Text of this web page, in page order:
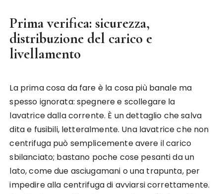
Prima verifica: sicurezza,
distribuzione del carico e
livellamento
La prima cosa da fare è la cosa più banale ma
spesso ignorata: spegnere e scollegare la
lavatrice dalla corrente. È un dettaglio che salva
dita e fusibili, letteralmente. Una lavatrice che non
centrifuga può semplicemente avere il carico
sbilanciato; bastano poche cose pesanti da un
lato, come due asciugamani o una trapunta, per
impedire alla centrifuga di avviarsi correttamente.